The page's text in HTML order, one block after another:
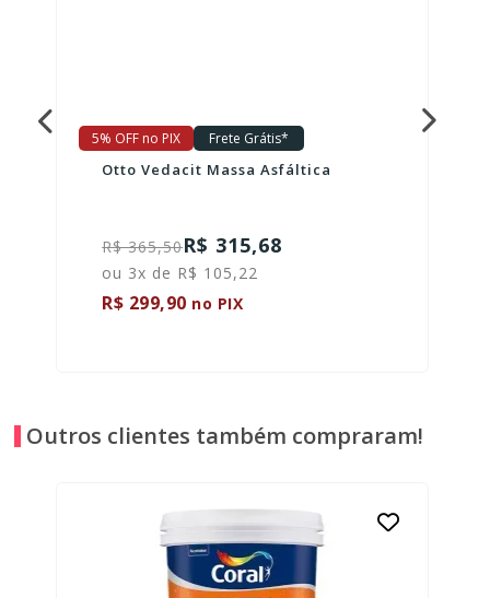
5% OFF no PIX Frete Grátis*
Otto Vedacit Massa Asfáltica
R$ 365,50R$ 315,68
ou 3x de R$ 105,22
R$ 299,90 no PIX
Outros clientes também compraram!